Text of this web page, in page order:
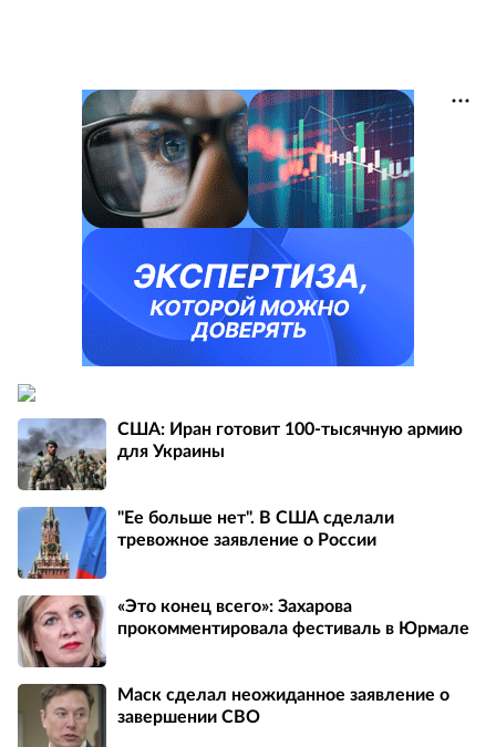
США: Иран готовит 100-тысячную армию
для Украины
"Ее больше нет". В США сделали
тревожное заявление о России
«Это конец всего»: Захарова
прокомментировала фестиваль в Юрмале
Маск сделал неожиданное заявление о
завершении СВО